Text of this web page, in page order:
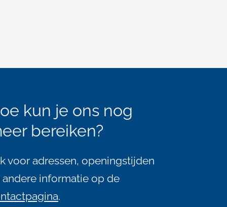
kun je ons nog
bereiken?
voor adressen, openingstijden
andere informatie op de
.